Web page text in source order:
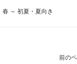
春 ～ 初夏・夏向き
前の